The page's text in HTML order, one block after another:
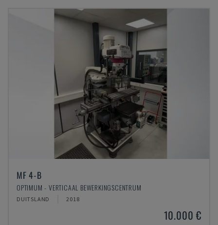
MF 4-B
OPTIMUM - VERTICAAL BEWERKINGSCENTRUM
DUITSLAND 2018
10.000 €